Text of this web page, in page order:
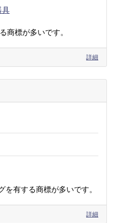
具
商標が多いです。
詳細
有する商標が多いです。
詳細